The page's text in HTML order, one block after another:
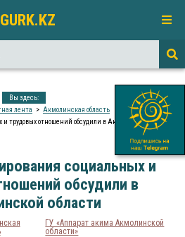
GURK.KZ
Вы здесь:
лента
Акмолинская область
и трудовых отношений обсудили в Акмолинской
социальных и
обсудили в
области
ГУ «Аппарат акима Акмолинской
области»